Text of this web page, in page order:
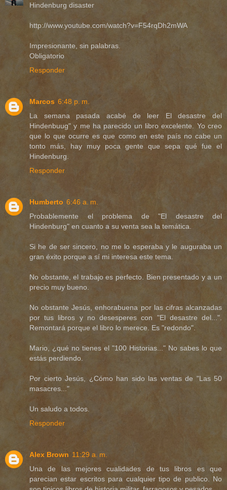
Hindenburg disaster
http://www.youtube.com/watch?v=F54rqDh2mWA
Impresionante, sin palabras.
Obligatorio
Responder
Marcos 6:48 p. m.
La semana pasada acabé de leer El desastre del
Hindenbuug" y me ha parecido un libro excelente. Yo creo
que lo que ocurre es que como en este país no cabe un
tonto más, hay muy poca gente que sepa qué fue el
Hindenburg.
Responder
Humberto 6:46 a. m.
Probablemente el problema de "El desastre del
Hindenburg" en cuanto a su venta sea la temática.
Si he de ser sincero, no me lo esperaba y le auguraba un
gran éxito porque a sí mi interesa este tema.
No obstante, el trabajo es perfecto. Bien presentado y a un
precio muy bueno.
No obstante Jesús, enhorabuena por las cifras alcanzadas
por tus libros y no desesperes con "El desastre del...".
Remontará porque el libro lo merece. Es "redondo".
Mario, ¿qué no tienes el "100 Historias..." No sabes lo que
estás perdiendo.
Por cierto Jesús, ¿Cómo han sido las ventas de "Las 50
masacres..."
Un saludo a todos.
Responder
Alex Brown 11:29 a. m.
Una de las mejores cualidades de tus libros es que
parecian estar escritos para cualquier tipo de publico. No